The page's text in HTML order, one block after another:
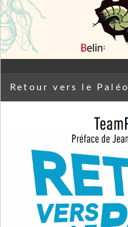
Retour vers le Paléo